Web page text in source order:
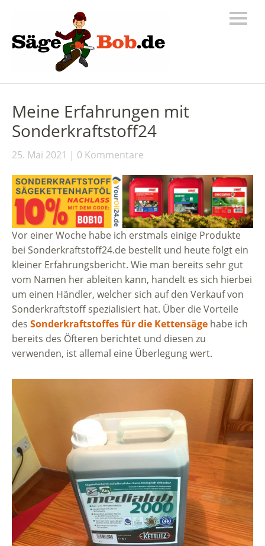
Meine Erfahrungen mit
Sonderkraftstoff24
25. Mai 2021 0 Kommentare
Vor einer Woche habe ich erstmals einige Produkte
bei Sonderkraftstoff24.de bestellt und heute folgt ein
kleiner Erfahrungsbericht. Wie man bereits sehr gut
vom Namen her ableiten kann, handelt es sich hierbei
um einen Händler, welcher sich auf den Verkauf von
Sonderkraftstoff spezialisiert hat. Über die Vorteile
des Sonderkraftstoffes für die Kettensäge habe ich
bereits des Öfteren berichtet und diesen zu
verwenden, ist allemal eine Überlegung wert.